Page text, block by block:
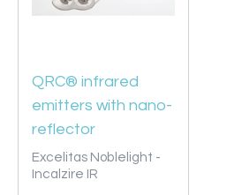
QRC® infrared
emitters with nano-
reflector
Excelitas Noblelight -
Incalzire IR